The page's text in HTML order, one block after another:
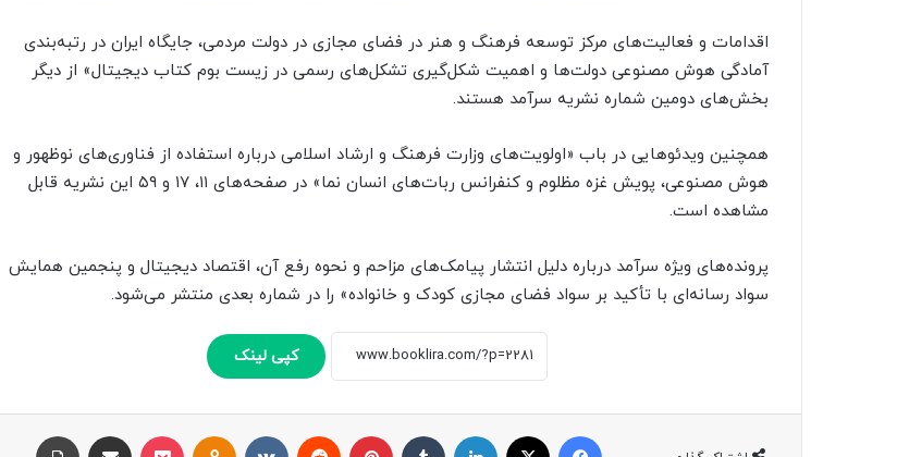
اقدامات و فعالیت‌های مرکز توسعه فرهنگ و هنر در فضای مجازی در دولت مردمی، جایگاه ایران در رتبه‌بندی
آمادگی هوش مصنوعی دولت‌ها و اهمیت شکل‌گیری تشکل‌های رسمی در زیست بوم کتاب دیجیتال» از دیگر
بخش‌های دومین شماره نشریه سرآمد هستند.
همچنین ویدئوهایی در باب «اولویت‌های وزارت فرهنگ و ارشاد اسلامی درباره استفاده از فناوری‌های نوظهور و
هوش مصنوعی، پویش غزه مظلوم و کنفرانس ربات‌های انسان نما» در صفحه‌های ۱۱، ۱۷ و ۵۹ این نشریه قابل
مشاهده است.
پرونده‌های ویژه سرآمد درباره دلیل انتشار پیامک‌های مزاحم و نحوه رفع آن، اقتصاد دیجیتال و پنجمین همایش
سواد رسانه‌ای با تأکید بر سواد فضای مجازی کودک و خانواده» را در شماره بعدی منتشر می‌شود.
کپی لینک